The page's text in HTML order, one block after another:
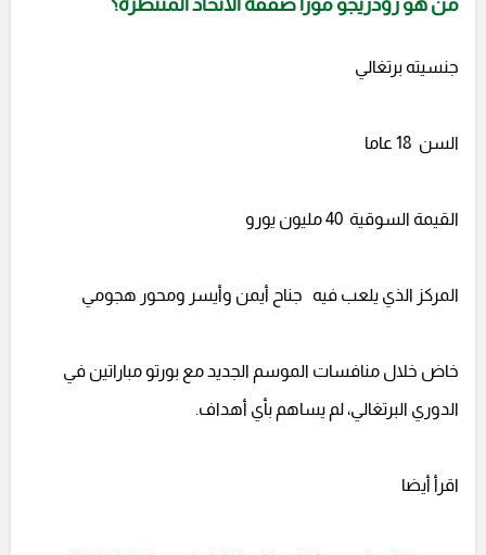
جنسيته برتغالي
السن 18 عاما
القيمة السوقية 40 مليون يورو
المركز الذي يلعب فيه جناح أيمن وأيسر ومحور هجومي
خاض خلال منافسات الموسم الجديد مع بورتو مباراتين في
الدوري البرتغالي، لم يساهم بأي أهداف.
اقرأ أيضا